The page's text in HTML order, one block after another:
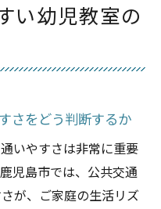
い幼児教室の
さをどう判断するか
いやすさは非常に重要
児島市では、公共交通
が、ご家庭の生活リズ